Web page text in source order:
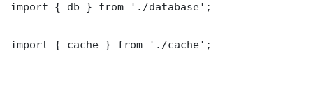
import { db } from './database';
import { cache } from './cache';